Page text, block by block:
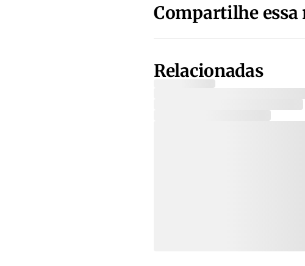
Compartilhe
Relacionadas